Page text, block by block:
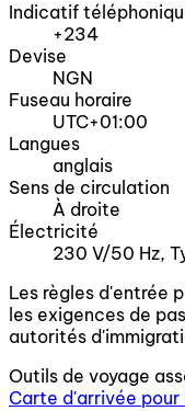
Indicatif
+234
Devise
NGN
Fuseau horaire
UTC+01:00
Langues
anglais
Sens de circulation
À droite
Électricité
230 V/50 Hz,
Les règles d'entrée
les exigences de
autorités
Outils de voyage
Carte d'arrivée pour